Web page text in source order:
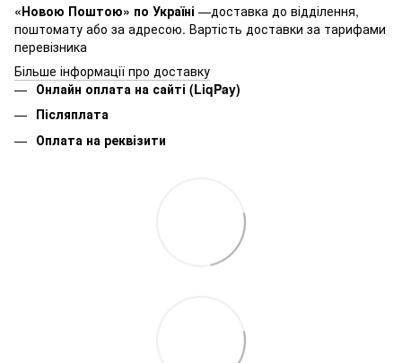
«Новою Поштою» по Україні —доставка до відділення,
поштомату або за адресою. Вартість доставки за тарифами
перевізника
Більше інформації про доставку
Онлайн оплата на сайті (LiqPay)
Післяплата
Оплата на реквізити